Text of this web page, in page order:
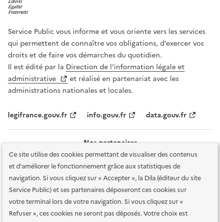
Ce site utilise des cookies permettant de visualiser des contenus
et d'améliorer le fonctionnement grâce aux statistiques de
navigation. Si vous cliquez sur « Accepter », la Dila (éditeur du site
Service Public) et ses partenaires déposeront ces cookies sur
votre terminal lors de votre navigation. Si vous cliquez sur «
Refuser », ces cookies ne seront pas déposés. Votre choix est
Service Public vous informe et vous oriente vers les services
qui permettent de connaître vos obligations, d’exercer vos
droits et de faire vos démarches du quotidien.
Il est édité par la Direction de l’information légale et
administrative
et réalisé en partenariat avec les
administrations nationales et locales.
legifrance.gouv.fr info.gouv.fr data.gouv.fr
Nos partenaires
Plan du site Accessibilité : totalement conforme
Accessibilité des